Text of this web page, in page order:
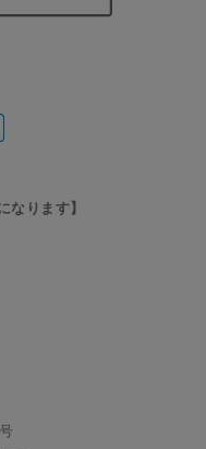
なります】